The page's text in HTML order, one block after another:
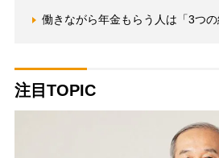
働きながら年金もらう人は「3つ
注目TOPIC